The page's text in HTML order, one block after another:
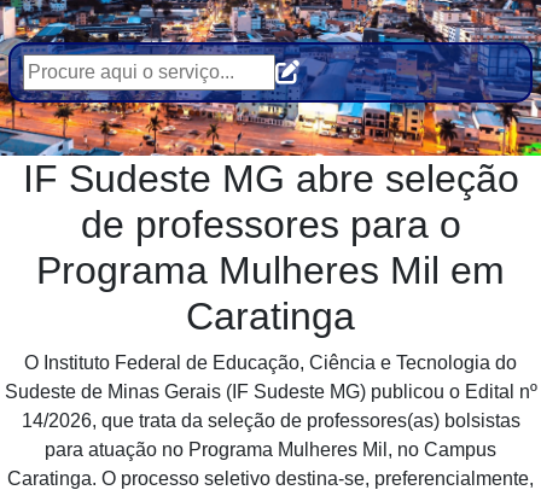
IF Sudeste MG abre seleção
de professores para o
Programa Mulheres Mil em
Caratinga
O Instituto Federal de Educação, Ciência e Tecnologia do
Sudeste de Minas Gerais (IF Sudeste MG) publicou o Edital nº
14/2026, que trata da seleção de professores(as) bolsistas
para atuação no Programa Mulheres Mil, no Campus
Caratinga. O processo seletivo destina-se, preferencialmente,